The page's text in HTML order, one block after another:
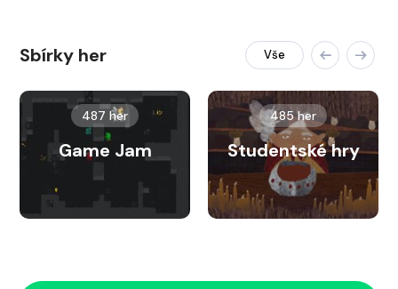
Sbírky her Vše
487 her
Game Jam
485 her
Studentské hry